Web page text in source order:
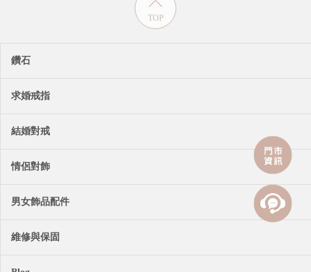
TOP
鑽石
求婚戒指
結婚對戒
情侶對飾
男女飾品配件
維修與保固